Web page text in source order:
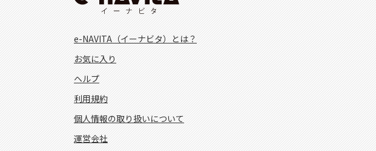
e-NAVITA（イーナビタ）とは？
お気に入り
ヘルプ
利用規約
個人情報の取り扱いについて
運営会社